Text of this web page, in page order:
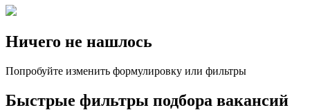
Ничего не нашлось
Попробуйте изменить формулировку или фильтры
Быстрые фильтры подбора вакансий